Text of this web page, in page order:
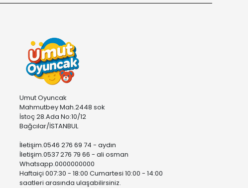
Umut Oyuncak
Mahmutbey Mah.2448 sok
İstoç 28.Ada No:10/12
Bağcılar/İSTANBUL
İletişim.0546 276 69 74 - aydın
İletişim.0537 276 79 66 - ali osman
Whatsapp.0000000000
Haftaiçi 007:30 - 18:00 Cumartesi 10:00 - 14:00
saatleri arasında ulaşabilirsiniz.